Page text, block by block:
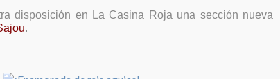
disposición en La Casina Roja una sección nueva
.